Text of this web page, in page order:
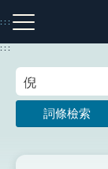
到
主
:::
注音索引圖示
:::
詞條檢索